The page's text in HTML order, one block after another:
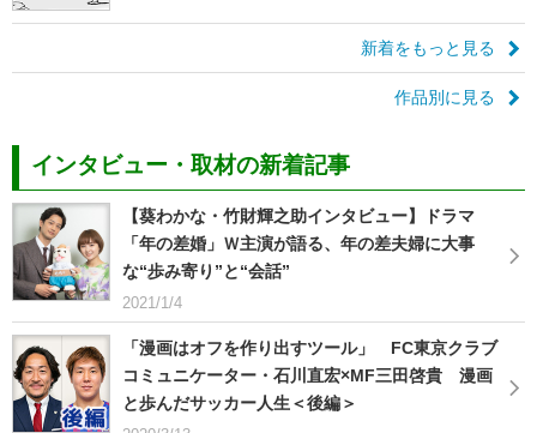
新着をもっと見る
作品別に見る
インタビュー・取材の新着記事
【葵わかな・竹財輝之助インタビュー】ドラマ
「年の差婚」Ｗ主演が語る、年の差夫婦に大事
な“歩み寄り”と“会話”
2021/1/4
「漫画はオフを作り出すツール」 FC東京クラブ
コミュニケーター・石川直宏×MF三田啓貴 漫画
と歩んだサッカー人生＜後編＞